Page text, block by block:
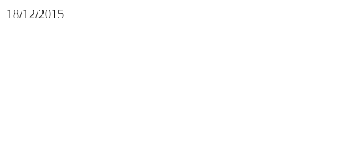
18/12/2015